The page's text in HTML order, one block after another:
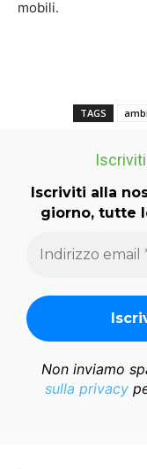
mobili.
TAGS
Iscriviti alla
giorno, tutte
Non inviamo
sulla privacy